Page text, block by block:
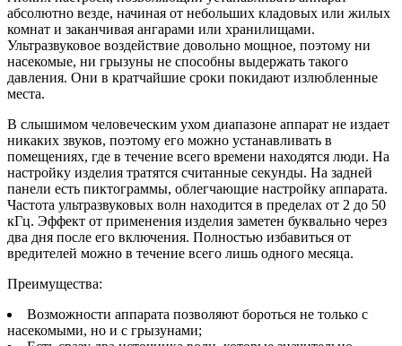
абсолютно везде, начиная от небольших кладовых или жилых
комнат и заканчивая ангарами или хранилищами.
Ультразвуковое воздействие довольно мощное, поэтому ни
насекомые, ни грызуны не способны выдержать такого
давления. Они в кратчайшие сроки покидают излюбленные
места.
В слышимом человеческим ухом диапазоне аппарат не издает
никаких звуков, поэтому его можно устанавливать в
помещениях, где в течение всего времени находятся люди. На
настройку изделия тратятся считанные секунды. На задней
панели есть пиктограммы, облегчающие настройку аппарата.
Частота ультразвуковых волн находится в пределах от 2 до 50
кГц. Эффект от применения изделия заметен буквально через
два дня после его включения. Полностью избавиться от
вредителей можно в течение всего лишь одного месяца.
Преимущества:
Возможности аппарата позволяют бороться не только с
насекомыми, но и с грызунами;